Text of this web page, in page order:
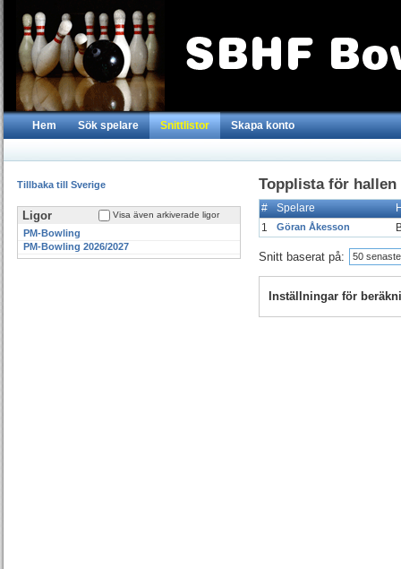
Hem Sök spelare Snittlistor Skapa konto
Tillbaka till Sverige
Ligor Visa även arkiverade ligor
PM-Bowling
PM-Bowling 2026/2027
Topplista för hallen
# Spelare
1
Göran Åkesson
Snitt baserat på: 50
Inställningar för